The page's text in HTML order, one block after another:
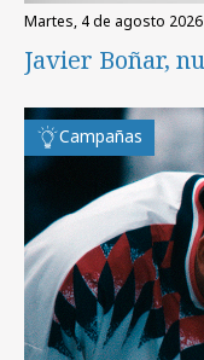
martes, 4 de agosto 2026
Javier Boñar,
Campañas